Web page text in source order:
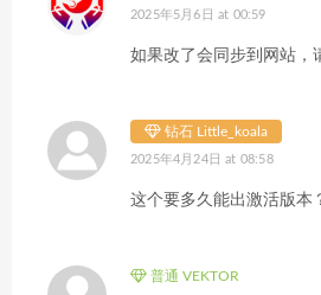
2025年5月6日 at 00:59
如果改了会同步到网站，
钻石 Little_koala
2025年4月24日 at 08:58
这个要多久能出激活版本
普通 VEKTOR